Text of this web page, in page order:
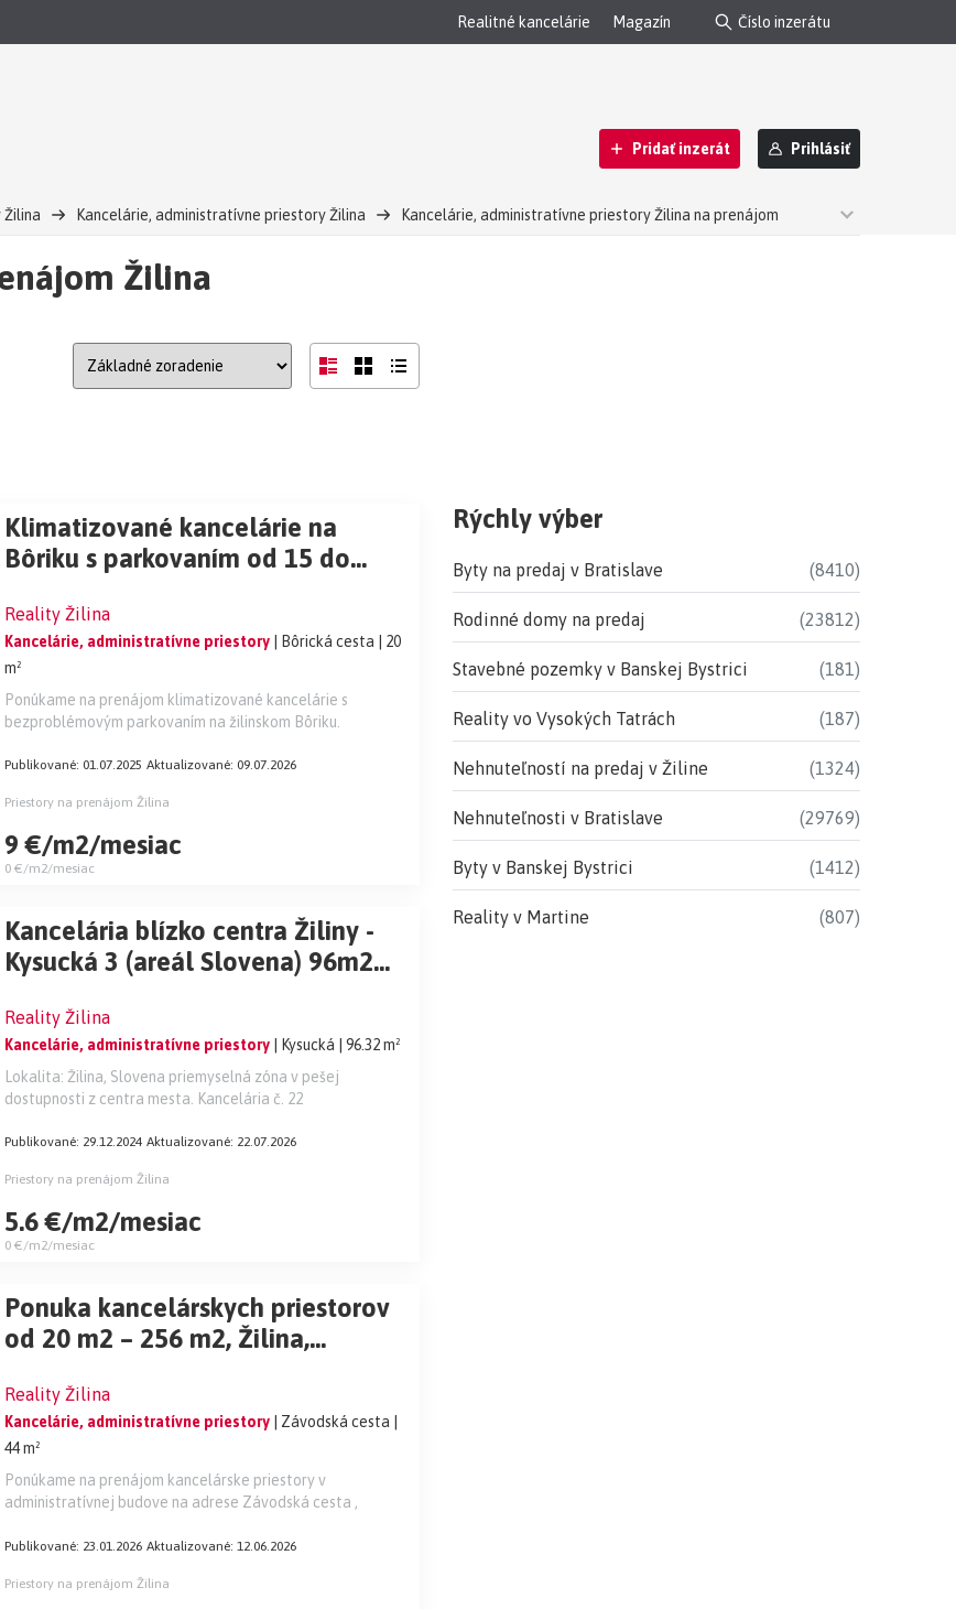
Realitné kancelárie Magazín
Pridať inzerát Prihlásiť
Žilina Kancelárie, administratívne priestory Žilina Kancelárie, administratívne priestory Žilina na prenájom
Žilina
Klimatizované kancelárie na
Bôriku s parkovaním od 15 do
Reality Žilina
Kancelárie, administratívne priestory | Bôrická cesta
| 20
m²
Ponúkame na prenájom klimatizované kancelárie s
bezproblémovým parkovaním na žilinskom Bôriku.
Publikované: 01.07.2025 Aktualizované: 09.07.2026
Priestory na prenájom Žilina
9 €/m2/mesiac
0 €/m2/mesiac
Kancelária blízko centra Žiliny -
Kysucká 3 (areál Slovena) 96m2
41m2).
Reality Žilina
Kancelárie, administratívne priestory | Kysucká
| 96.32 m²
Lokalita: Žilina, Slovena priemyselná zóna v pešej
dostupnosti z centra mesta. Kancelária č. 22
Publikované: 29.12.2024 Aktualizované: 22.07.2026
Priestory na prenájom Žilina
5.6 €/m2/mesiac
0 €/m2/mesiac
Ponuka kancelárskych priestorov
od 20 m2 – 256 m2, Žilina,
Reality Žilina
Kancelárie, administratívne priestory | Závodská cesta
44 m²
Ponúkame na prenájom kancelárske priestory v
administratívnej budove na adrese Závodská cesta ,
Publikované: 23.01.2026 Aktualizované: 12.06.2026
Priestory na prenájom Žilina
Rýchly výber
Byty na predaj v Bratislave (8410)
Rodinné domy na predaj (23812)
Stavebné pozemky v Banskej Bystrici (181)
Reality vo Vysokých Tatrách (187)
Nehnuteľností na predaj v Žiline (1324)
Nehnuteľnosti v Bratislave (29769)
Byty v Banskej Bystrici (1412)
Reality v Martine (807)